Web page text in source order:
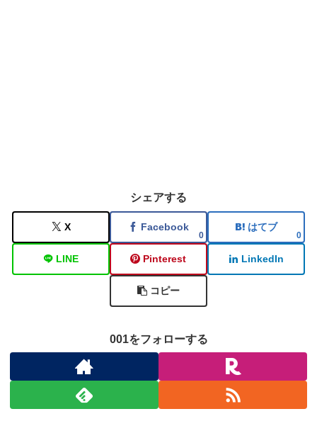
シェアする
X Facebook
0
はてブ
0
LINE Pinterest LinkedIn
コピー
001をフォローする